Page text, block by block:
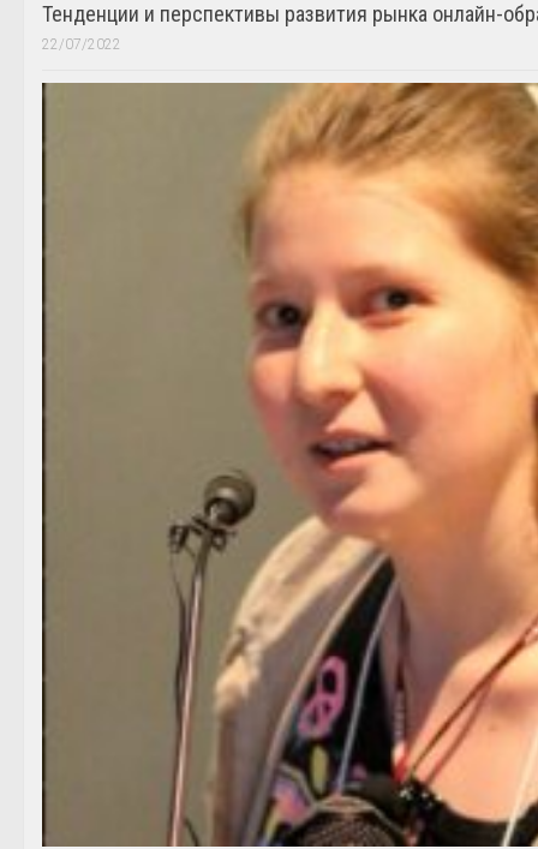
Тенденции и перспективы развития рынка онлайн-
22/07/2022